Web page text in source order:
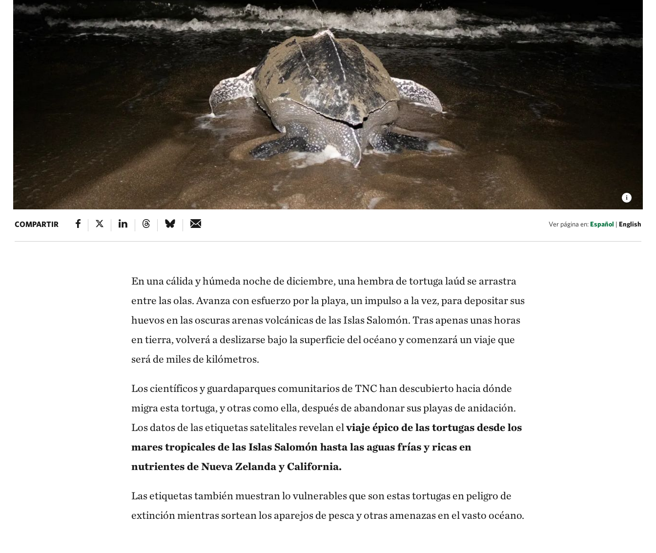
COMPARTIR Ver página en:Español | English
En una cálida y húmeda noche de diciembre, una hembra de tortuga laúd se arrastra
entre las olas. Avanza con esfuerzo por la playa, un impulso a la vez, para depositar sus
huevos en las oscuras arenas volcánicas de las Islas Salomón. Tras apenas unas horas
en tierra, volverá a deslizarse bajo la superficie del océano y comenzará un viaje que
será de miles de kilómetros.
Los científicos y guardaparques comunitarios de TNC han descubierto hacia dónde
migra esta tortuga, y otras como ella, después de abandonar sus playas de anidación.
Los datos de las etiquetas satelitales revelan elviaje épico de las tortugas desde los
mares tropicales de las Islas Salomón hasta las aguas frías y ricas en
nutrientes de Nueva Zelanda y California.
Las etiquetas también muestran lo vulnerables que son estas tortugas en peligro de
extinción mientras sortean los aparejos de pesca y otras amenazas en el vasto océano.